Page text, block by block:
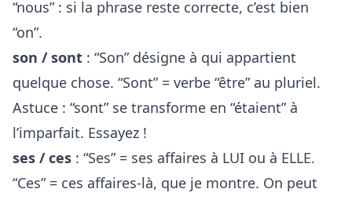
“nous” : si la phrase reste correcte, c’est bien
“on”.
son / sont : “Son” désigne à qui appartient
quelque chose. “Sont” = verbe “être” au pluriel.
Astuce : “sont” se transforme en “étaient” à
l’imparfait. Essayez !
ses / ces : “Ses” = ses affaires à LUI ou à ELLE.
“Ces” = ces affaires-là, que je montre. On peut